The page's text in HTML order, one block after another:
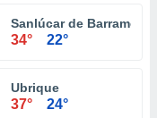
Sanlúcar de Barrameda
34° 22°
Ubrique
37° 24°